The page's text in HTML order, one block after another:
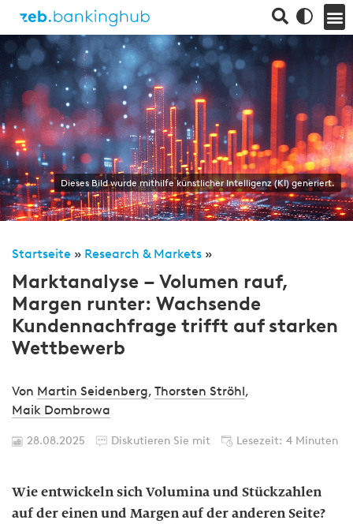
Dieses Bild wurde mithilfe künstlicher Intelligenz (KI) generiert.
Startseite » Research & Markets »
Marktanalyse – Volumen rauf,
Margen runter: Wachsende
Kundennachfrage trifft auf starken
Wettbewerb
Von Martin Seidenberg, Thorsten Ströhl,
Maik Dombrowa
28.08.2025 Diskutieren Sie mit Lesezeit: 4 Minuten
Wie entwickeln sich Volumina und Stückzahlen
auf der einen und Margen auf der anderen Seite?